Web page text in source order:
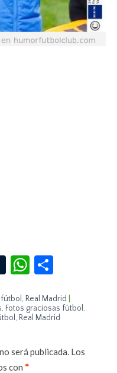
TumblrWhatsApp
, Real Madrid
, Fotos graciosas fútbol ,
, Real Madrid
será publicada. Los
con*